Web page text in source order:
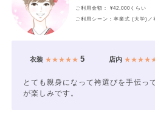
ご利用金額： ¥42,000くらい
ご利用シーン：卒業式 (大学)／
衣装★★★★★ 5 店内
とても親身になって袴選びを手伝っ
が楽しみです。